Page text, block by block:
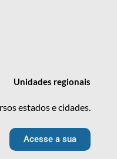
Unidades regionais
estados e cidades.
Acesse a sua